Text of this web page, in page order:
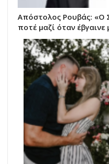
Απόστολος Ρουβάς: «Ο
ποτέ μαζί όταν